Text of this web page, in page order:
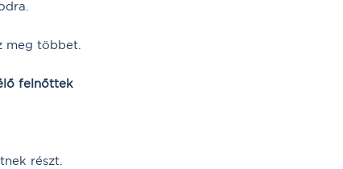
meg többet.
felnőttek
részt.